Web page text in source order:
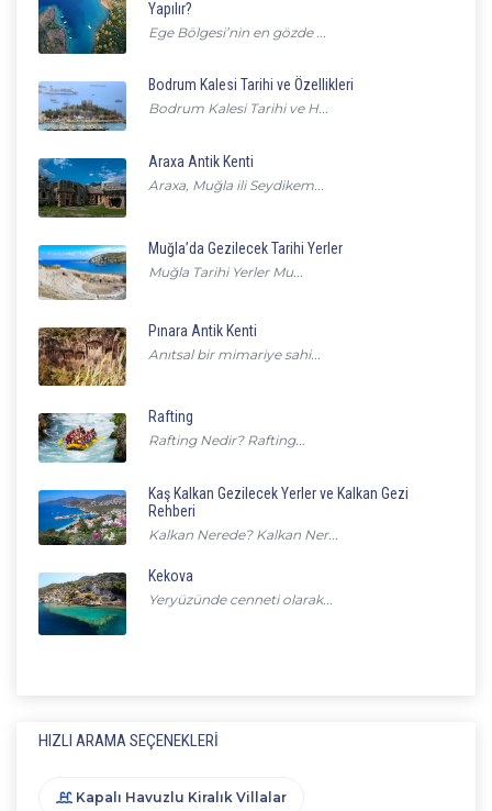
Yapılır?
Ege Bölgesi’nin en gözde ...
Bodrum Kalesi Tarihi ve Özellikleri
Bodrum Kalesi Tarihi ve H...
Araxa Antik Kenti
Araxa, Muğla ili Seydikem...
Muğla’da Gezilecek Tarihi Yerler
Muğla Tarihi Yerler Mu...
Pınara Antik Kenti
Anıtsal bir mimariye sahi...
Rafting
Rafting Nedir? Rafting...
Kaş Kalkan Gezilecek Yerler ve Kalkan Gezi
Rehberi
Kalkan Nerede? Kalkan Ner...
Kekova
Yeryüzünde cenneti olarak...
HIZLI ARAMA SEÇENEKLERI
Kapalı Havuzlu Kiralık Villalar